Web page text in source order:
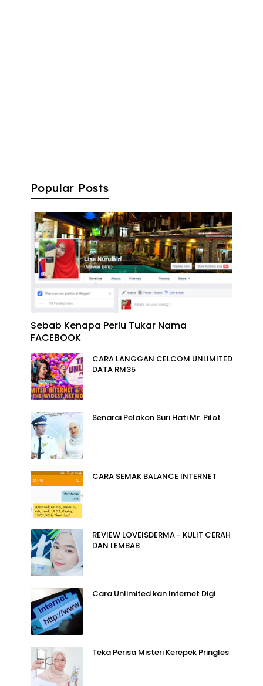
Popular Posts
Sebab Kenapa Perlu Tukar Nama
FACEBOOK
CARA LANGGAN CELCOM UNLIMITED
DATA RM35
Senarai Pelakon Suri Hati Mr. Pilot
CARA SEMAK BALANCE INTERNET
REVIEW LOVEISDERMA - KULIT CERAH
DAN LEMBAB
Cara Unlimited kan Internet Digi
Teka Perisa Misteri Kerepek Pringles